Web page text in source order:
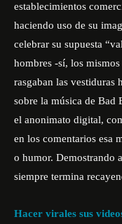
establecimientos
haciendo uso de su
celebrar su supuesta
hombres -sí, los mismos
rasgaban las vestiduras
sobre la música de Bad
el anonimato digital,
en los comentarios esa
o humor. Demostrando
siempre termina
Hacer virales sus